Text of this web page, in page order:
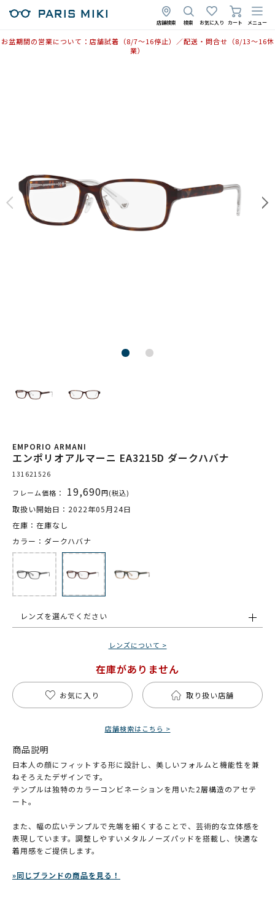
店舗検索 検索 お気に入り カート メニュー
お盆期間の営業について：店舗試着（8/7〜16停止）／配送・問合せ（8/13〜16休
業）
EMPORIO ARMANI
エンポリオアルマーニ EA3215D ダークハバナ
131621526
フレーム価格： 19,690円(税込)
取扱い開始日：2022年05月24日
在庫：在庫なし
カラー：ダークハバナ
レンズを選んでください
レンズについて >
在庫がありません
お気に入り 取り扱い店舗
店舗検索はこちら >
商品説明
日本人の顔にフィットする形に設計し、美しいフォルムと機能性を兼
ねそろえたデザインです。
テンプルは独特のカラーコンビネーションを用いた2層構造のアセテ
ート。
また、幅の広いテンプルで先端を細くすることで、芸術的な立体感を
表現しています。調整しやすいメタルノーズパッドを搭載し、快適な
着用感をご提供します。
»同じブランドの商品を見る！